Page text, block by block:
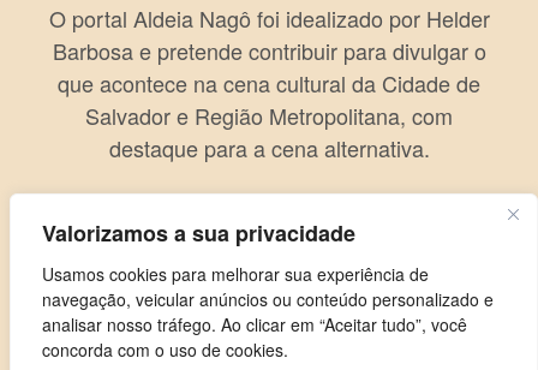
Valorizamos a sua privacidade
Usamos cookies para melhorar sua experiência de
navegação, veicular anúncios ou conteúdo personalizado e
analisar nosso tráfego. Ao clicar em “Aceitar tudo”, você
concorda com o uso de cookies.
O portal Aldeia Nagô foi idealizado por Helder
Barbosa e pretende contribuir para divulgar o
que acontece na cena cultural da Cidade de
Salvador e Região Metropolitana, com
destaque para a cena alternativa.